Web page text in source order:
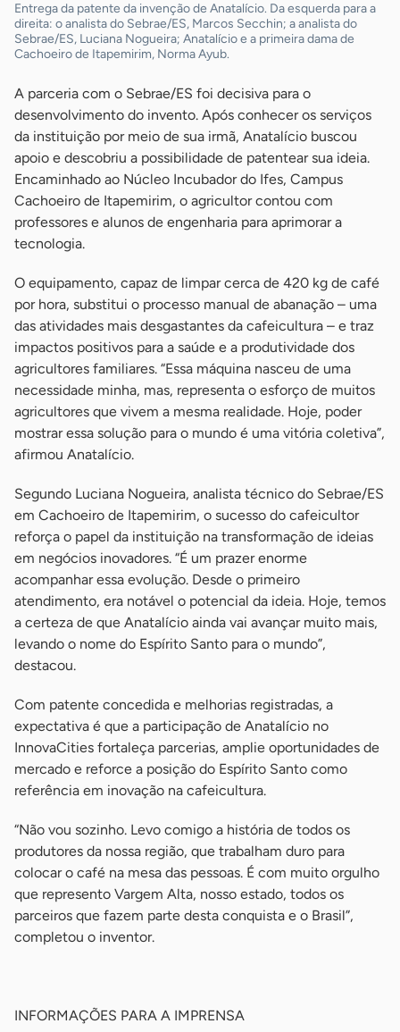
Entrega da patente da invenção de Anatalício. Da esquerda para a
direita: o analista do Sebrae/ES, Marcos Secchin; a analista do
Sebrae/ES, Luciana Nogueira; Anatalício e a primeira dama de
Cachoeiro de Itapemirim, Norma Ayub.
A parceria com o Sebrae/ES foi decisiva para o
desenvolvimento do invento. Após conhecer os serviços
da instituição por meio de sua irmã, Anatalício buscou
apoio e descobriu a possibilidade de patentear sua ideia.
Encaminhado ao Núcleo Incubador do Ifes, Campus
Cachoeiro de Itapemirim, o agricultor contou com
professores e alunos de engenharia para aprimorar a
tecnologia.
O equipamento, capaz de limpar cerca de 420 kg de café
por hora, substitui o processo manual de abanação – uma
das atividades mais desgastantes da cafeicultura – e traz
impactos positivos para a saúde e a produtividade dos
agricultores familiares. “Essa máquina nasceu de uma
necessidade minha, mas, representa o esforço de muitos
agricultores que vivem a mesma realidade. Hoje, poder
mostrar essa solução para o mundo é uma vitória coletiva”,
afirmou Anatalício.
Segundo Luciana Nogueira, analista técnico do Sebrae/ES
em Cachoeiro de Itapemirim, o sucesso do cafeicultor
reforça o papel da instituição na transformação de ideias
em negócios inovadores. “É um prazer enorme
acompanhar essa evolução. Desde o primeiro
atendimento, era notável o potencial da ideia. Hoje, temos
a certeza de que Anatalício ainda vai avançar muito mais,
levando o nome do Espírito Santo para o mundo”,
destacou.
Com patente concedida e melhorias registradas, a
expectativa é que a participação de Anatalício no
InnovaCities fortaleça parcerias, amplie oportunidades de
mercado e reforce a posição do Espírito Santo como
referência em inovação na cafeicultura.
“Não vou sozinho. Levo comigo a história de todos os
produtores da nossa região, que trabalham duro para
colocar o café na mesa das pessoas. É com muito orgulho
que represento Vargem Alta, nosso estado, todos os
parceiros que fazem parte desta conquista e o Brasil”,
completou o inventor.
INFORMAÇÕES PARA A IMPRENSA